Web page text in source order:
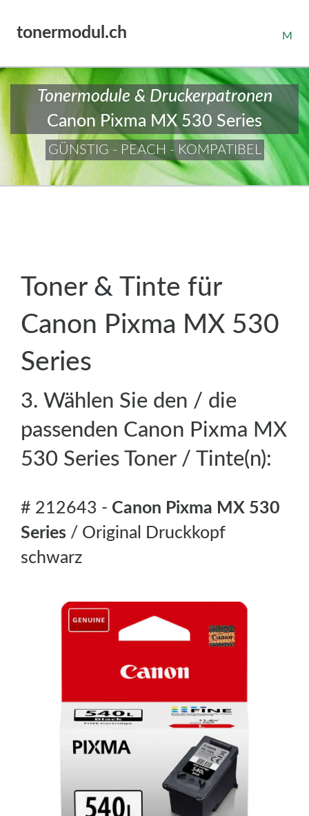
tonermodul.ch M
Tonermodule & Druckerpatronen
Canon Pixma MX 530 Series
GÜNSTIG - PEACH - KOMPATIBEL
Toner & Tinte für
Canon Pixma MX 530
Series
3. Wählen Sie den / die
passenden Canon Pixma MX
530 Series Toner / Tinte(n):
# 212643 - Canon Pixma MX 530
Series / Original Druckkopf
schwarz